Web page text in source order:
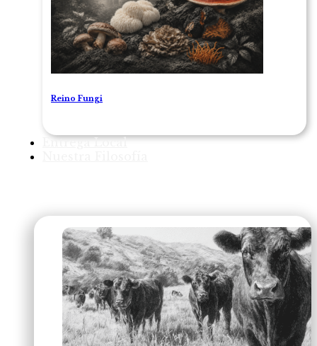
Reino Fungi
Entrega Local